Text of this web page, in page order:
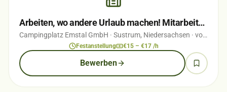
Arbeiten, wo andere Urlaub machen! Mitarbeiter (m/w/d) für Rezeption, Büro &…
Campingplatz Emstal GmbH · Sustrum, Niedersachsen · vor 2 Wochen
Festanstellung €15 – €17 /h
Bewerben